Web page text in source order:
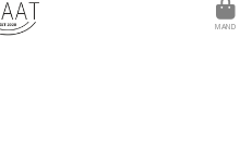
MAND